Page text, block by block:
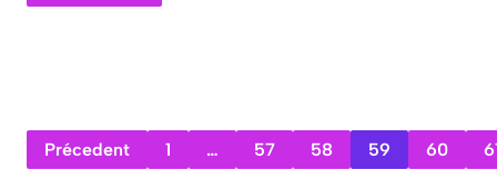
Précedent 1 … 57 58 59 60